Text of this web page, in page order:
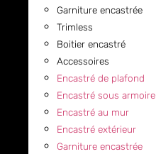
Garniture encastrée
Trimless
Boitier encastré
Accessoires
Encastré de plafond
Encastré sous armoire
Encastré au mur
Encastré extérieur
Garniture encastrée